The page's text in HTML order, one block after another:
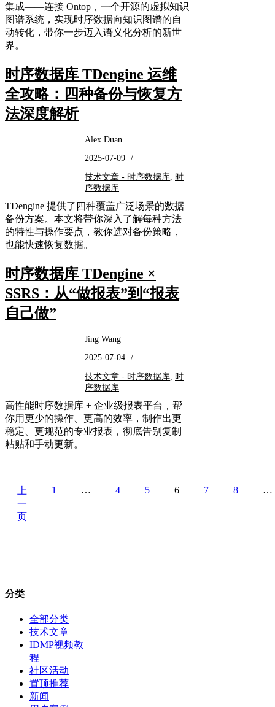
集成——连接 Ontop，一个开源的虚拟知识
图谱系统，实现时序数据向知识图谱的自
动转化，带你一步迈入语义化分析的新世
界。
时序数据库 TDengine 运维
全攻略：四种备份与恢复方
法深度解析
Alex Duan
2025-07-09 /
技术文章 - 时序数据库, 时
序数据库
TDengine 提供了四种覆盖广泛场景的数据
备份方案。本文将带你深入了解每种方法
的特性与操作要点，教你选对备份策略，
也能快速恢复数据。
时序数据库 TDengine ×
SSRS：从“做报表”到“报表
自己做”
Jing Wang
2025-07-04 /
技术文章 - 时序数据库
时
序数据库
高性能时序数据库 + 企业级报表平台，帮
你用更少的操作、更高的效率，制作出更
稳定、更规范的专业报表，彻底告别复制
粘贴和手动更新。
上
一
页
1 … 4 5 6 7 8 …
分类
全部分类
技术文章
IDMP视频教
程
社区活动
置顶推荐
新闻